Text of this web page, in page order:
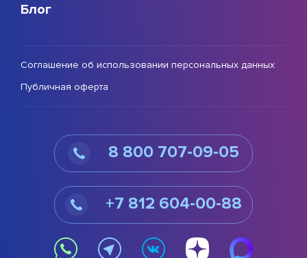
Блог
Соглашение об использовании персональных данных
Публичная оферта
8 800 707-09-05
+7 812 604-00-88